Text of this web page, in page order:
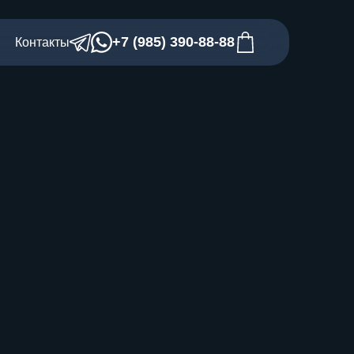
Контакты +7 (985) 390-88-88